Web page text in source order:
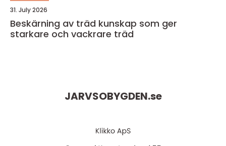
31. July 2026
Beskärning av träd kunskap som ger
starkare och vackrare träd
JARVSOBYGDEN.se